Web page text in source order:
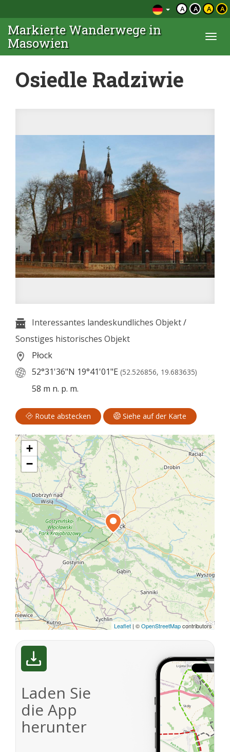
A A A A
Markierte Wanderwege in
Masowien
Osiedle Radziwie
Interessantes landeskundliches Objekt/
Sonstiges historisches Objekt
Płock
52°31'36"N 19°41'01"E (52.526856, 19.683635)
58 m n. p. m.
Route abstecken Siehe auf der Karte
+
−
Leaflet | ©OpenStreetMapcontributors
Laden Sie
die App
herunter